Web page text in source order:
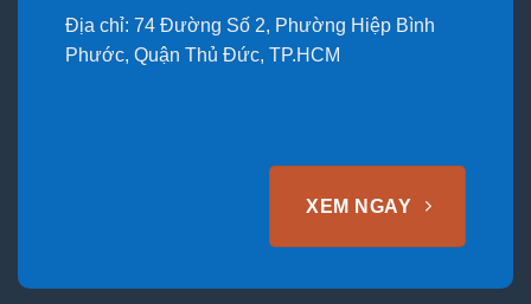
Địa chỉ: 74 Đường Số 2, Phường Hiệp Bình
Phước, Quận Thủ Đức, TP.HCM
XEM NGAY